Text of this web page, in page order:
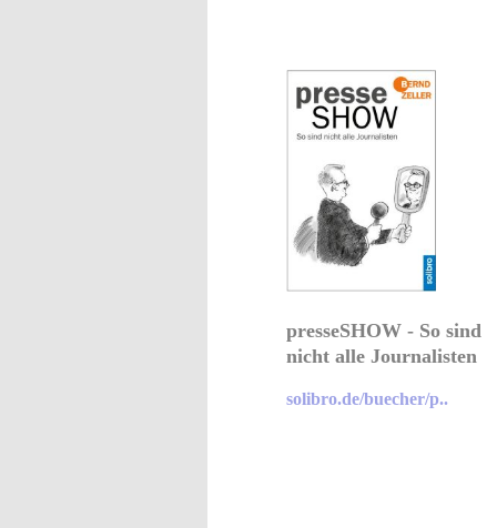
presseSHOW - So sind
nicht alle Journalisten
solibro.de/buecher/p..